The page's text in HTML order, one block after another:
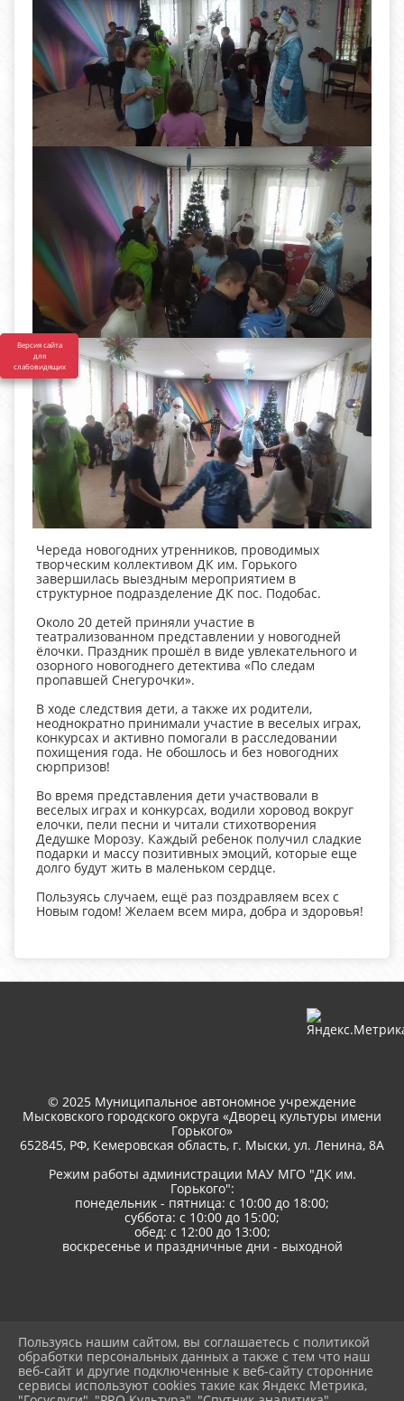
Версия сайта
для
слабовидящих
Череда новогодних утренников, проводимых
творческим коллективом ДК им. Горького
завершилась выездным мероприятием в
структурное подразделение ДК пос. Подобас.
Около 20 детей приняли участие в
театрализованном представлении у новогодней
ёлочки. Праздник прошёл в виде увлекательного и
озорного новогоднего детектива «По следам
пропавшей Снегурочки».
В ходе следствия дети, а также их родители,
неоднократно принимали участие в веселых играх,
конкурсах и активно помогали в расследовании
похищения года. Не обошлось и без новогодних
сюрпризов!
Во время представления дети участвовали в
веселых играх и конкурсах, водили хоровод вокруг
елочки, пели песни и читали стихотворения
Дедушке Морозу. Каждый ребенок получил сладкие
подарки и массу позитивных эмоций, которые еще
долго будут жить в маленьком сердце.
Пользуясь случаем, ещё раз поздравляем всех с
Новым годом! Желаем всем мира, добра и здоровья!
© 2025 Муниципальное автономное учреждение
Мысковского городского округа «Дворец культуры имени
Горького»
652845, РФ, Кемеровская область, г. Мыски, ул. Ленина, 8A
Режим работы администрации МАУ МГО "ДК им.
Горького":
понедельник - пятница: с 10:00 до 18:00;
суббота: с 10:00 до 15:00;
обед: с 12:00 до 13:00;
воскресенье и праздничные дни - выходной
Вход
Карта сайта
Политика обработки персональных данных
Пользуясь нашим сайтом, вы соглашаетесь с политикой
обработки персональных данных а также с тем что наш
веб-сайт и другие подключенные к веб-сайту сторонние
сервисы используют cookies такие как Яндекс Метрика,